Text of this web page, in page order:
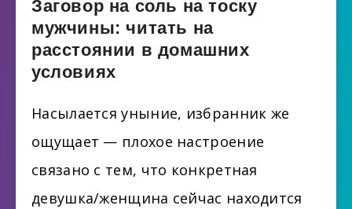
Заговор на соль на тоску
мужчины: читать на
расстоянии в домашних
условиях
Насылается уныние, избранник же
ощущает — плохое настроение
связано с тем, что конкретная
девушка/женщина сейчас находится